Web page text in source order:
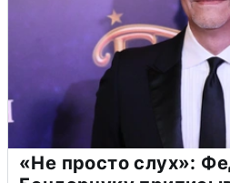
«Не просто слух»: